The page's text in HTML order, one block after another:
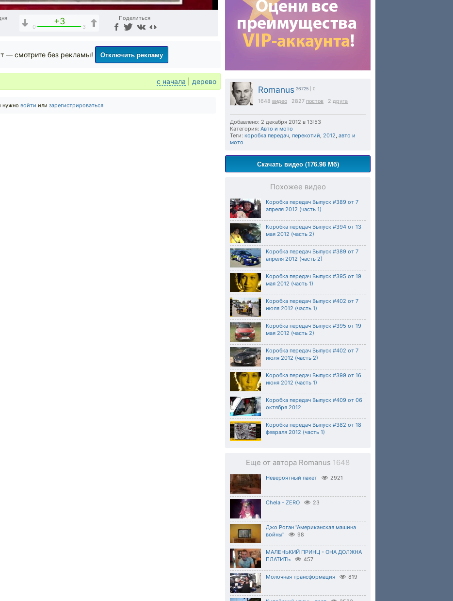
+3
0 3
Поделиться
Romanus 26725 | 0
1648 видео 2827 постов 2 друга
Добавлено: 2 декабря 2012 в 13:53
Категория: Авто и мото
Теги: коробка передач, перекотий, 2012, авто и
мото
Скачать видео (176.98 Мб)
Похожее видео
Коробка передач Выпуск #389 от 7
апреля 2012 (часть 1)
Коробка передач Выпуск #394 от 13
мая 2012 (часть 2)
Коробка передач Выпуск #389 от 7
апреля 2012 (часть 2)
Коробка передач Выпуск #395 от 19
мая 2012 (часть 1)
Коробка передач Выпуск #402 от 7
июля 2012 (часть 1)
Коробка передач Выпуск #395 от 19
мая 2012 (часть 2)
Коробка передач Выпуск #402 от 7
июля 2012 (часть 2)
Коробка передач Выпуск #399 от 16
июня 2012 (часть 1)
Коробка передач Выпуск #409 от 06
октября 2012
Коробка передач Выпуск #382 от 18
февраля 2012 (часть 1)
Еще от автора Romanus 1648
Невероятный пакет 2921
Chela - ZERO 23
Джо Роган "Американская машина
войны"
98
МАЛЕНЬКИЙ ПРИНЦ - ОНА ДОЛЖНА
ПЛАТИТЬ
457
Молочная трансформация 819
— смотрите без рекламы! Отключить рекламу
с начала дерево
нужно войти или зарегистрироваться